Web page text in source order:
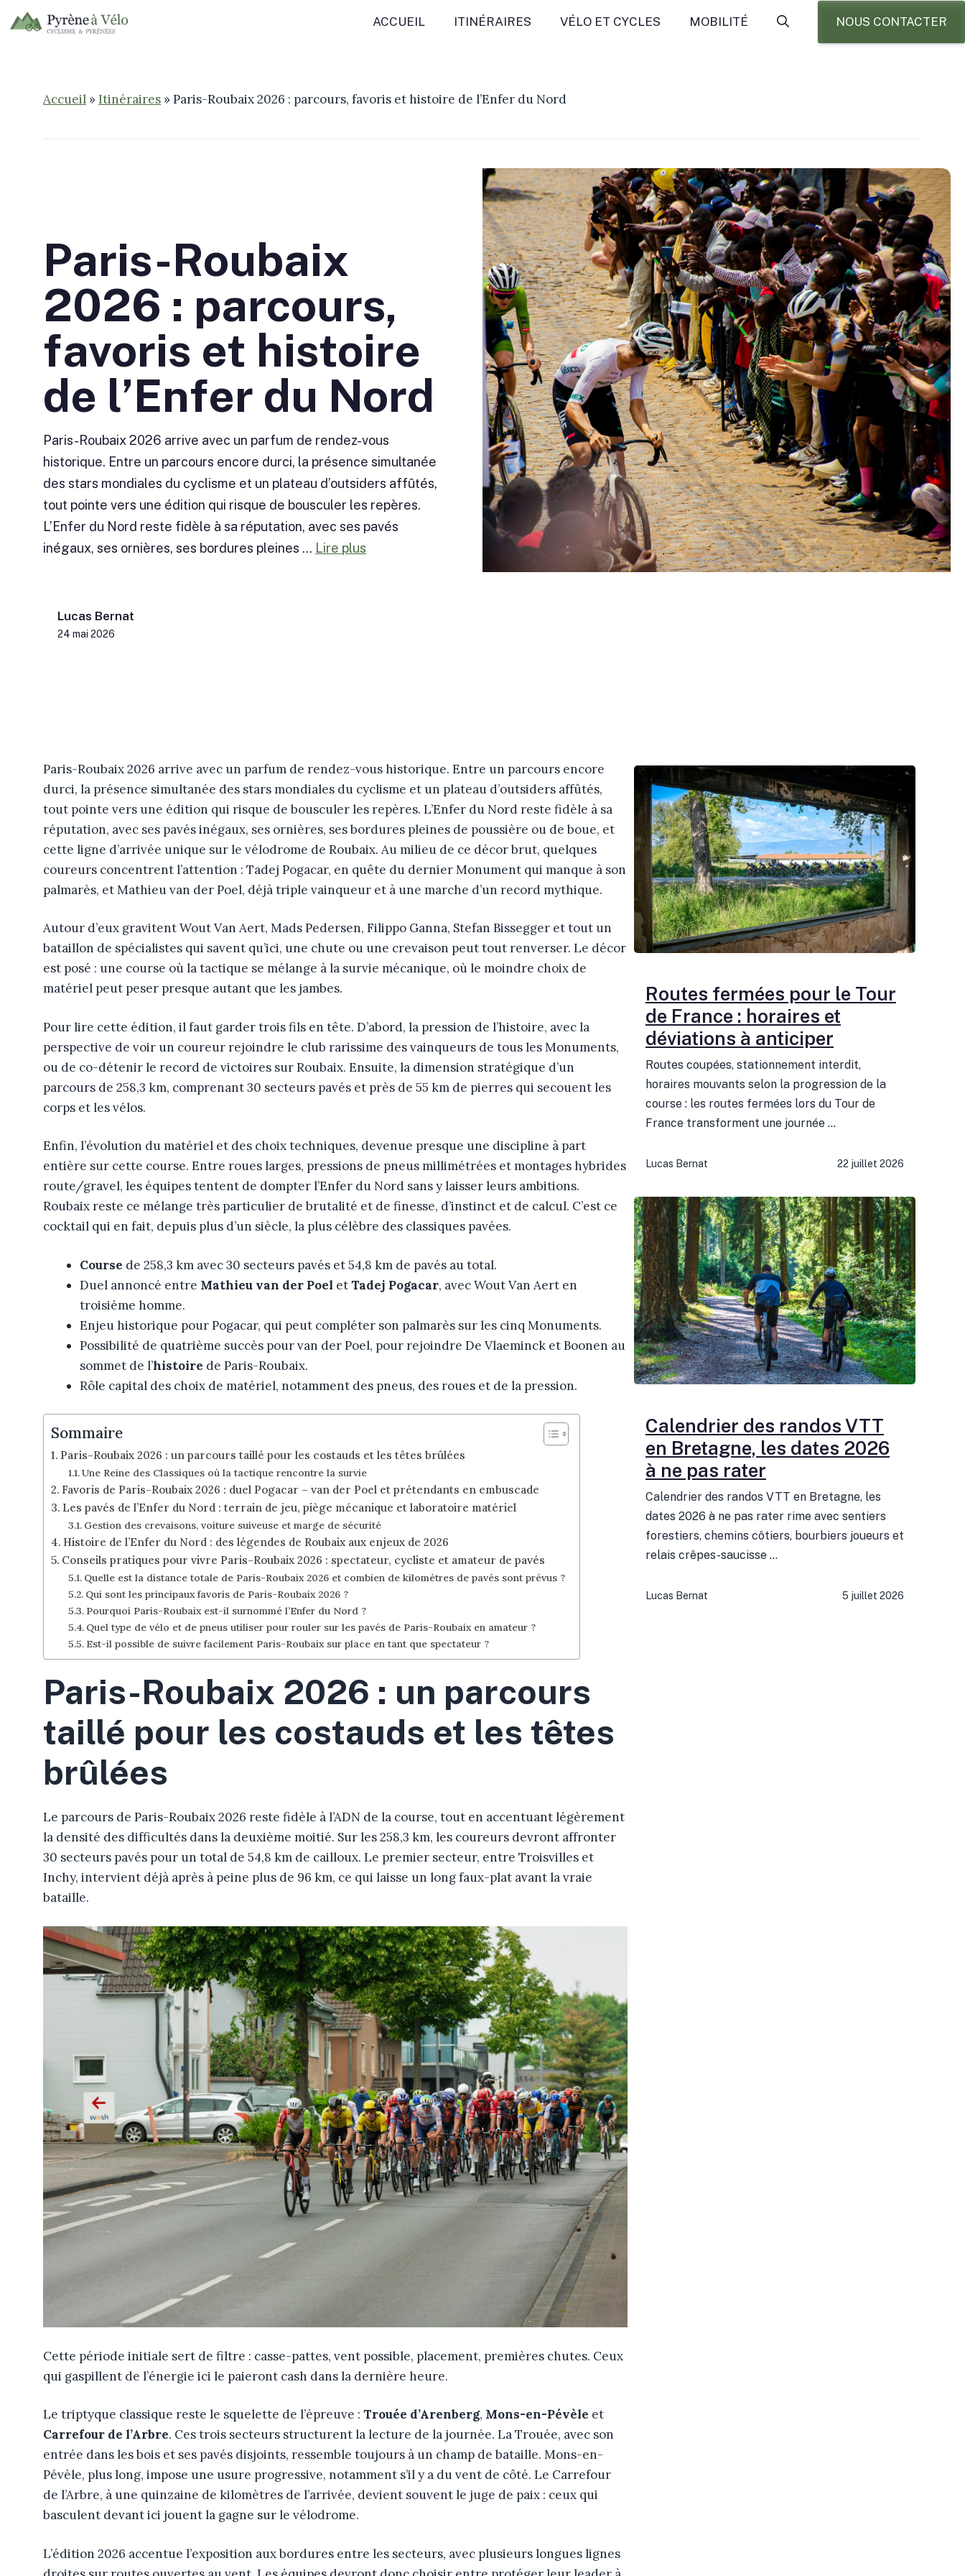
Aller
au
ACCUEIL ITINÉRAIRES VÉLO ET CYCLES MOBILITÉ NOUS CONTACTER
Accueil »Itinéraires »Paris-Roubaix 2026 : parcours, favoris et histoire de l’Enfer du Nord
Paris-Roubaix
2026 : parcours,
favoris et histoire
de l’Enfer du Nord
Paris-Roubaix 2026 arrive avec un parfum de rendez-vous
historique. Entre un parcours encore durci, la présence simultanée
des stars mondiales du cyclisme et un plateau d’outsiders affûtés,
tout pointe vers une édition qui risque de bousculer les repères.
L’Enfer du Nord reste fidèle à sa réputation, avec ses pavés
inégaux, ses ornières, ses bordures pleines ... Lire plus
Lucas Bernat
24 mai 2026
Paris-Roubaix 2026 arrive avec un parfum de rendez-vous historique. Entre un parcours encore
durci, la présence simultanée des stars mondiales du cyclisme et un plateau d’outsiders affûtés,
tout pointe vers une édition qui risque de bousculer les repères. L’Enfer du Nord reste fidèle à sa
réputation, avec ses pavés inégaux, ses ornières, ses bordures pleines de poussière ou de boue, et
cette ligne d’arrivée unique sur le vélodrome de Roubaix. Au milieu de ce décor brut, quelques
coureurs concentrent l’attention : Tadej Pogacar, en quête du dernier Monument qui manque à son
palmarès, et Mathieu van der Poel, déjà triple vainqueur et à une marche d’un record mythique.
Autour d’eux gravitent Wout Van Aert, Mads Pedersen, Filippo Ganna, Stefan Bissegger et tout un
bataillon de spécialistes qui savent qu’ici, une chute ou une crevaison peut tout renverser. Le décor
est posé : une course où la tactique se mélange à la survie mécanique, où le moindre choix de
matériel peut peser presque autant que les jambes.
Pour lire cette édition, il faut garder trois fils en tête. D’abord, la pression de l’histoire, avec la
perspective de voir un coureur rejoindre le club rarissime des vainqueurs de tous les Monuments,
ou de co-détenir le record de victoires sur Roubaix. Ensuite, la dimension stratégique d’un
parcours de 258,3 km, comprenant 30 secteurs pavés et près de 55 km de pierres qui secouent les
corps et les vélos.
Enfin, l’évolution du matériel et des choix techniques, devenue presque une discipline à part
entière sur cette course. Entre roues larges, pressions de pneus millimétrées et montages hybrides
route/gravel, les équipes tentent de dompter l’Enfer du Nord sans y laisser leurs ambitions.
Roubaix reste ce mélange très particulier de brutalité et de finesse, d’instinct et de calcul. C’est ce
cocktail qui en fait, depuis plus d’un siècle, la plus célèbre des classiques pavées.
Course de 258,3 km avec 30 secteurs pavés et 54,8 km de pavés au total.
Duel annoncé entre Mathieu van der Poel etTadej Pogacar, avec Wout Van Aert en
troisième homme.
Enjeu historique pour Pogacar, qui peut compléter son palmarès sur les cinq Monuments.
Possibilité de quatrième succès pour van der Poel, pour rejoindre De Vlaeminck et Boonen au
sommet de l’histoire de Paris-Roubaix.
Rôle capital des choix de matériel, notamment des pneus, des roues et de la pression.
Sommaire
Paris-Roubaix 2026 : un parcours taillé pour les costauds et les têtes brûlées
Une Reine des Classiques où la tactique rencontre la survie
Favoris de Paris-Roubaix 2026 : duel Pogacar – van der Poel et prétendants en embuscade
Les pavés de l’Enfer du Nord : terrain de jeu, piège mécanique et laboratoire matériel
Gestion des crevaisons, voiture suiveuse et marge de sécurité
Histoire de l’Enfer du Nord : des légendes de Roubaix aux enjeux de 2026
Conseils pratiques pour vivre Paris-Roubaix 2026 : spectateur, cycliste et amateur de pavés
Quelle est la distance totale de Paris-Roubaix 2026 et combien de kilomètres de pavés sont prévus ?
Qui sont les principaux favoris de Paris-Roubaix 2026 ?
Pourquoi Paris-Roubaix est-il surnommé l’Enfer du Nord ?
Quel type de vélo et de pneus utiliser pour rouler sur les pavés de Paris-Roubaix en amateur ?
Est-il possible de suivre facilement Paris-Roubaix sur place en tant que spectateur ?
Paris-Roubaix 2026 : un parcours
taillé pour les costauds et les têtes
brûlées
Le parcours de Paris-Roubaix 2026 reste fidèle à l’ADN de la course, tout en accentuant légèrement
la densité des difficultés dans la deuxième moitié. Sur les 258,3 km, les coureurs devront affronter
30 secteurs pavés pour un total de 54,8 km de cailloux. Le premier secteur, entre Troisvilles et
Inchy, intervient déjà après à peine plus de 96 km, ce qui laisse un long faux-plat avant la vraie
bataille.
Cette période initiale sert de filtre : casse-pattes, vent possible, placement, premières chutes. Ceux
qui gaspillent de l’énergie ici le paieront cash dans la dernière heure.
Le triptyque classique reste le squelette de l’épreuve : Trouée d’Arenberg, Mons-en-Pévèle et
Carrefour de l’Arbre. Ces trois secteurs structurent la lecture de la journée. La Trouée, avec son
entrée dans les bois et ses pavés disjoints, ressemble toujours à un champ de bataille. Mons-en-
Pévèle, plus long, impose une usure progressive, notamment s’il y a du vent de côté. Le Carrefour
de l’Arbre, à une quinzaine de kilomètres de l’arrivée, devient souvent le juge de paix : ceux qui
basculent devant ici jouent la gagne sur le vélodrome.
L’édition 2026 accentue l’exposition aux bordures entre les secteurs, avec plusieurs longues lignes
Routes fermées pour le Tour
de France : horaires et
déviations à anticiper
Routes coupées, stationnement interdit,
horaires mouvants selon la progression de la
course : les routes fermées lors du Tour de
France transforment une journée ...
Lucas Bernat 22 juillet 2026
Calendrier des randos VTT
en Bretagne, les dates 2026
à ne pas rater
Calendrier des randos VTT en Bretagne, les
dates 2026 à ne pas rater rime avec sentiers
forestiers, chemins côtiers, bourbiers joueurs et
relais crêpes-saucisse ...
Lucas Bernat 5 juillet 2026